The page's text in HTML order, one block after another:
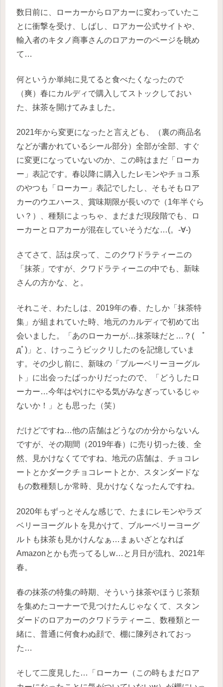
数日前に、ローカーからロアカーに変わっていたこ
とに衝撃を受け、しばし、ロアカー公式サイトや、
輸入者のキタノ商事さんのロアカーのページを眺め
て…
何というか単純に見てると食べたくなったので
（爽）春にカルディで購入してストックしておい
た、抹茶を開けてみました。
2021年から変更になったと言えども、（裏の商品名
などが書かれているシール部分）全部が全部、すぐ
に変更になっていないのか、この時はまだ「ローカ
ー」表記です。春以降に購入したレモンやチョコ系
のやつも「ローカー」表記でしたし、そもそもロア
カーのウエハース、賞味期限が長いので（1年半ぐら
い？）、種類によっちゃ、まだまだ現段階でも、ロ
ーカーとロアカーが混在していそうだな…(。-∀-)
さてさて、話は戻って、このクワドラティーニの
「抹茶」ですが、クワドラティーニの中でも、新味
さんの方かな、と。
それこそ、わたしは、2019年の春、たしか「抹茶特
集」が組まれていた時、地元のカルディで初めて出
会いました。「あのローカーが…抹茶味だと…？( ﾟ
дﾟ)」と、けっこうビックリしたのを記憶していま
す。その少し前に、新味の「ブルーベリーヨーグル
ト」に出会ったばっかりだったので、「どうしたロ
ーカー…今年はやけにやる気がみなぎっているじゃ
ないか！」とも思った（笑）
だけどですね…他の店舗はどうなのか分からないん
ですが、その期間（2019年春）に売り切った後、全
然、見かけなくてですね、地元の店舗は、チョコレ
ートとかダークチョコレートとか、スタンダードな
もの数種類しか常時、見かけなくなったんですね。
2020年もずっとそんな感じで、たまにレモンやラズ
ベリーヨーグルトを見かけて、ブルーベリーヨーグ
ルトも抹茶も見かけんなぁ…まぁいざとなれば
Amazonとかも売ってるしw…と月日が流れ、2021年
春。
春の抹茶の特集の時期、そういう抹茶やほうじ茶類
を集めたコーナーで見つけたんじゃなくて、スタン
ダードのロアカーのクワドラティーニ、数種類と一
緒に、普通に何食わぬ顔で、棚に陳列されておっ
た…
そして二度見した…「ローカー（この時もまだロア